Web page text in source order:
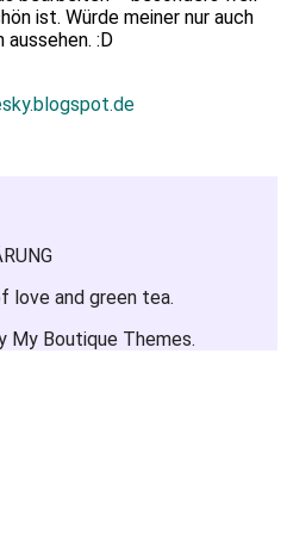
ist. Würde meiner nur auch
aussehen. :D
love and green tea.
My Boutique Themes.